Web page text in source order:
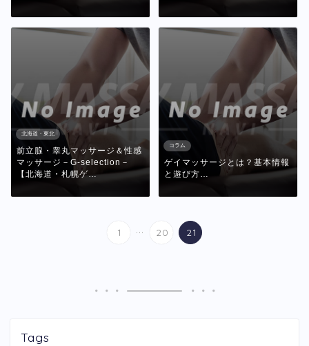
北海道・東北
前立腺・睾丸マッサージ＆性感
マッサージ－G-selection－
【北海道・札幌ゲ…
コラム
ゲイマッサージとは？基本情報
と遊び方…
1 ... 20 21
Tags